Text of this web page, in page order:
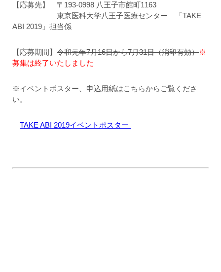
【応募先】 〒193-0998 八王子市館町1163
東京医科大学八王子医療センター 「TAKE
ABI 2019」担当係
【応募期間】令和元年7月16日から7月31日（消印有効）※
募集は終了いたしました
※イベントポスター、申込用紙はこちらからご覧くださ
い。
TAKE ABI 2019イベントポスター